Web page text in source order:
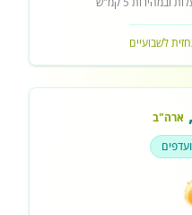
לשבועיים
, ארה"ב